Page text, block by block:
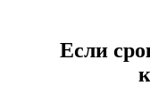
Если